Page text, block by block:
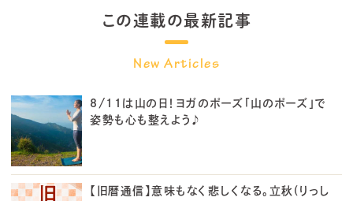
この連載の最新記事
8/11は山の日！ヨガのポーズ「山のポーズ」で
姿勢も心も整えよう♪
【旧暦通信】意味もなく悲しくなる。立秋(りっし